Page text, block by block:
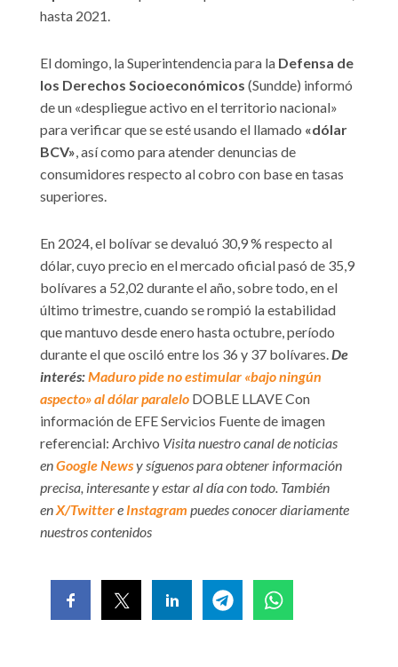
hasta 2021.
El domingo, la Superintendencia para la Defensa de
los Derechos Socioeconómicos (Sundde) informó
de un «despliegue activo en el territorio nacional»
para verificar que se esté usando el llamado «dólar
BCV», así como para atender denuncias de
consumidores respecto al cobro con base en tasas
superiores.
En 2024, el bolívar se devaluó 30,9 % respecto al
dólar, cuyo precio en el mercado oficial pasó de 35,9
bolívares a 52,02 durante el año, sobre todo, en el
último trimestre, cuando se rompió la estabilidad
que mantuvo desde enero hasta octubre, período
durante el que osciló entre los 36 y 37 bolívares.De
interés:Maduro pide no estimular «bajo ningún
aspecto» al dólar paralelo DOBLE LLAVE Con
información de EFE Servicios Fuente de imagen
referencial: Archivo Visita nuestro canal de noticias
enGoogle Newsy síguenos para obtener información
precisa, interesante y estar al día con todo. También
enX/Twittere Instagram puedes conocer diariamente
nuestros contenidos